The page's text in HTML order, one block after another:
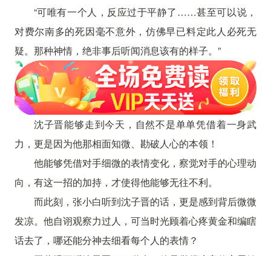
“可唯有一个人，反应过于平静了……甚至可以说，
对费尔南多的死因毫不意外，仿佛早已料定此人必死无
疑。那种神情，绝非事后听闻消息该有的样子。”
沈子晋能够走到今天，自然不是单单凭借着一身武
力，更是因为他那相面知微、勘破人心的本领！
他能够凭借对手细微的表情变化，察觉对手的心理动
向，有这一招的加持，才使得他能够无往不利。
而此刻，张小白听到沈子晋的话，更是感到背后微微
发凉。他自诩观察力过人，可当时光顾着心疼黄金和编瞎
话去了，哪还能分神去细看每个人的表情？